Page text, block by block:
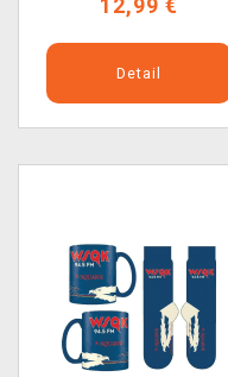
12,99 €
Detail